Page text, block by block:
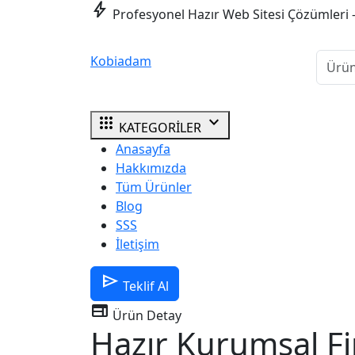
bolt Profesyonel Hazır Web Sitesi Çözümleri
Kobiadam
apps KATEGORİLER expand_more
Anasayfa
Hakkımızda
Tüm Ürünler
Blog
SSS
İletişim
send Teklif Al
web Ürün Detay
Hazır Kurumsal